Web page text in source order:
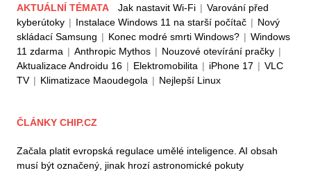
AKTUÁLNÍ TÉMATA Jak nastavit Wi-Fi | Varování před
kyberútoky | Instalace Windows 11 na starší počítač | Nový
skládací Samsung | Konec modré smrti Windows? | Windows
11 zdarma | Anthropic Mythos | Nouzové otevírání pračky |
Aktualizace Androidu 16 | Elektromobilita | iPhone 17 | VLC
TV | Klimatizace Maoudegola | Nejlepší Linux
ČLÁNKY CHIP.CZ
Začala platit evropská regulace umělé inteligence. AI obsah
musí být označený, jinak hrozí astronomické pokuty